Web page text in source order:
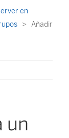
en
Añadir
un